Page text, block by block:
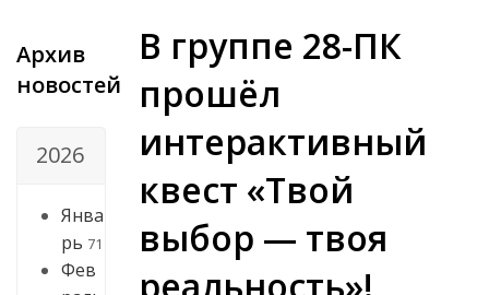
Архив
новостей
2026
Янва
рь 71
Фев
В группе 28-ПК
прошёл
интерактивный
квест «Твой
выбор — твоя